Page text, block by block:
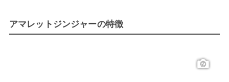
アマレットジンジャーの特徴